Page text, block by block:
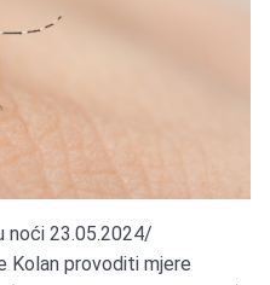
noći 23.05.2024/
Kolan provoditi mjere